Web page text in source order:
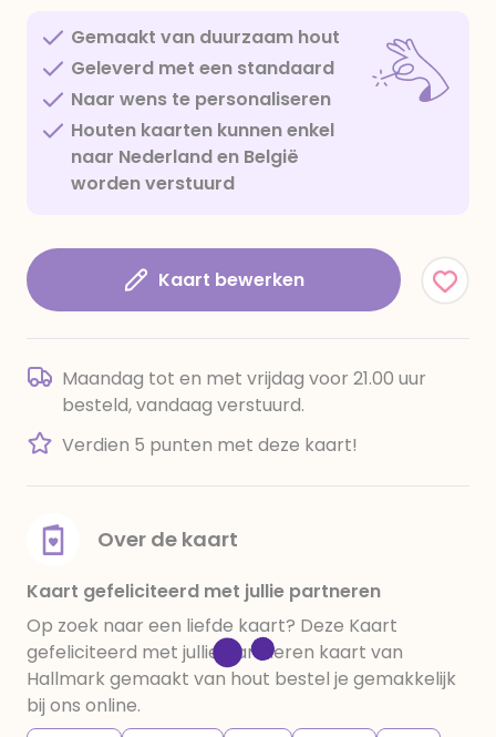
Gemaakt van duurzaam hout
Geleverd met een standaard
Naar wens te personaliseren
Houten kaarten kunnen enkel
naar Nederland en België
worden verstuurd
Kaart bewerken
Maandag tot en met vrijdag voor 21.00 uur
besteld, vandaag verstuurd.
Verdien 5 punten met deze kaart!
Over de kaart
Kaart gefeliciteerd met jullie partneren
Op zoek naar een liefde kaart? Deze Kaart
gefeliciteerd met jullie partneren kaart van
Hallmark gemaakt van hout bestel je gemakkelijk
bij ons online.